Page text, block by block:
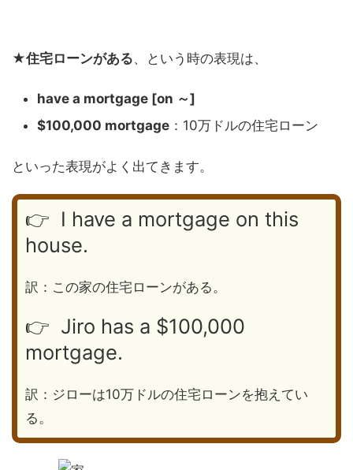
★住宅ローンがある、という時の表現は、
have a mortgage [on ～]
$100,000 mortgage ：10万ドルの住宅ローン
といった表現がよく出てきます。
👉 I have a mortgage on this
house.
訳：この家の住宅ローンがある。
👉 Jiro has a $100,000
mortgage.
訳：ジローは10万ドルの住宅ローンを抱えてい
る。